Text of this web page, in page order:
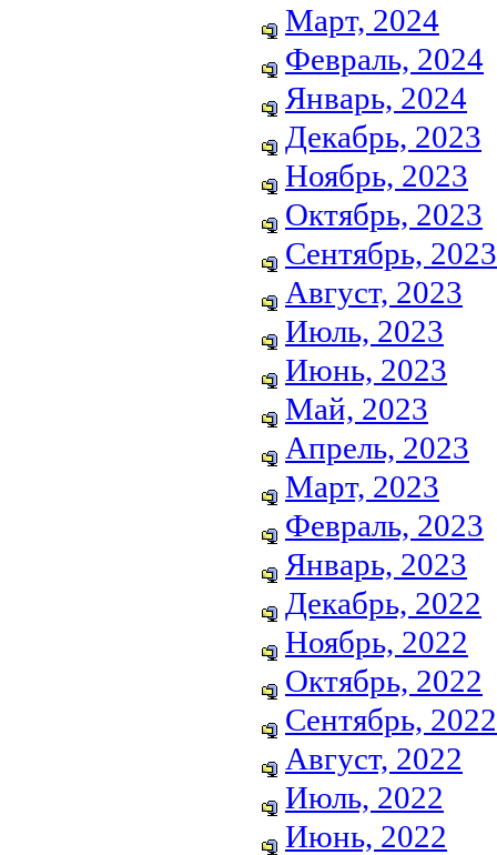
Март, 2024
Февраль, 2024
Январь, 2024
Декабрь, 2023
Ноябрь, 2023
Октябрь, 2023
Сентябрь, 2023
Август, 2023
Июль, 2023
Июнь, 2023
Май, 2023
Апрель, 2023
Март, 2023
Февраль, 2023
Январь, 2023
Декабрь, 2022
Ноябрь, 2022
Октябрь, 2022
Сентябрь, 2022
Август, 2022
Июль, 2022
Июнь, 2022